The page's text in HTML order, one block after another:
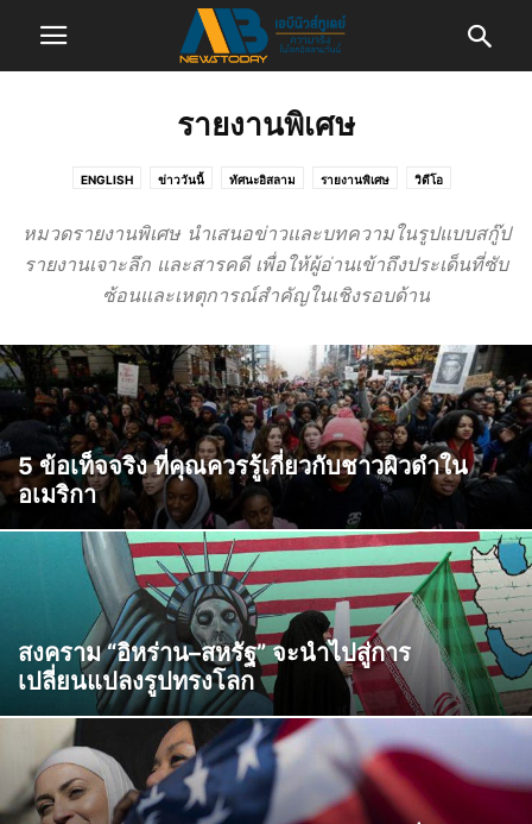
รายงานพิเศษ
ENGLISH ข่าววันนี้ ทัศนะอิสลาม รายงานพิเศษ วิดีโอ
หมวดรายงานพิเศษ นำเสนอข่าวและบทความในรูปแบบสกู๊ป
รายงานเจาะลึก และสารคดี เพื่อให้ผู้อ่านเข้าถึงประเด็นที่ซับ
ซ้อนและเหตุการณ์สำคัญในเชิงรอบด้าน
5 ข้อเท็จจริง ที่คุณควรรู้เกี่ยวกับชาวผิวดำใน
อเมริกา
สงคราม “อิหร่าน–สหรัฐ” จะนำไปสู่การ
เปลี่ยนแปลงรูปทรงโลก